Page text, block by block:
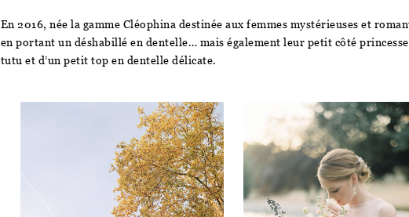
En 2016, née la gamme Cléophina destinée aux femmes mystérieuses et
en portant un déshabillé en dentelle… mais également leur petit côté
tutu et d’un petit top en dentelle délicate.